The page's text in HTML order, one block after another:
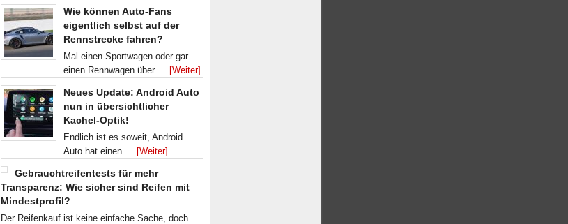
Wie können Auto-Fans
eigentlich selbst auf der
Rennstrecke fahren?
Mal einen Sportwagen oder gar
einen Rennwagen über … [Weiter]
Neues Update: Android Auto
nun in übersichtlicher
Kachel-Optik!
Endlich ist es soweit, Android
Auto hat einen … [Weiter]
Gebrauchtreifentests für mehr
Transparenz: Wie sicher sind Reifen mit
Mindestprofil?
Der Reifenkauf ist keine einfache Sache, doch